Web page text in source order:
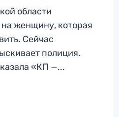
области
женщину, которая
Сейчас
полиция.
«КП —...